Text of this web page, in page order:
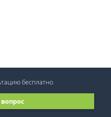
бесплатно